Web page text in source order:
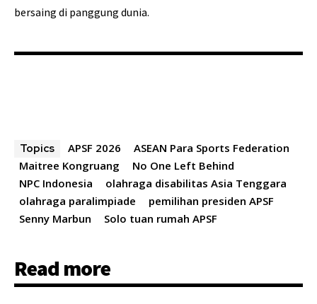
bersaing di panggung dunia.
Topics APSF 2026
ASEAN Para Sports Federation
Maitree Kongruang
No One Left Behind
NPC Indonesia
olahraga disabilitas Asia Tenggara
olahraga paralimpiade
pemilihan presiden APSF
Senny Marbun
Solo tuan rumah APSF
Read more